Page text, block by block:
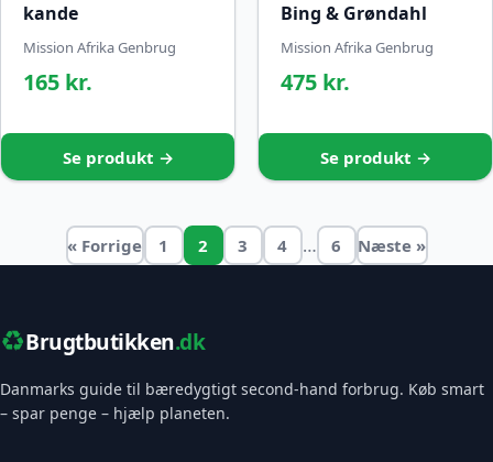
kande
Mission Afrika Genbrug
165 kr.
Se produkt →
Bing & Grøndahl
Mission Afrika Genbrug
475 kr.
Se produkt →
« Forrige 1 2 3 4 … 6 Næste »
♻️Brugtbutikken.dk
Danmarks guide til bæredygtigt second-hand forbrug. Køb smart
– spar penge – hjælp planeten.